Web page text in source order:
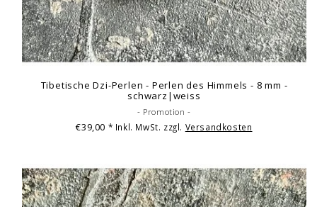
Tibetische Dzi-Perlen - Perlen des Himmels - 8 mm -
schwarz|weiss
- Promotion -
€39,00 * Inkl. MwSt. zzgl. Versandkosten